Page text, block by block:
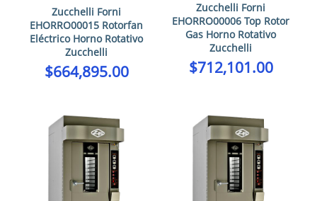
Zucchelli Forni
EHORRO00015 Rotorfan
Eléctrico Horno Rotativo
Zucchelli
$664,895.00
Zucchelli Forni
EHORRO00006 Top Rotor
Gas Horno Rotativo
Zucchelli
$712,101.00